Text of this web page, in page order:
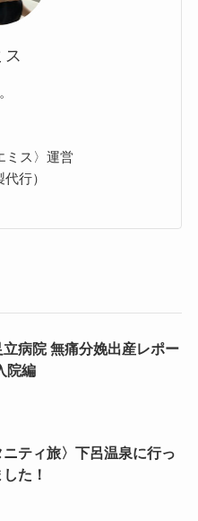
ス
ミス〉運営
行）
立病院 無痛分娩出産レポー
院編
ニティ旅〉下呂温泉に行っ
た！